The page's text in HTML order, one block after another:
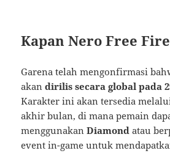
Kapan Nero Free
Garena telah mengonfirmasi
akandirilis secara global pada
Karakter ini akan tersedia
akhir bulan, di mana pemain
menggunakanDiamond atau
event in-game untuk